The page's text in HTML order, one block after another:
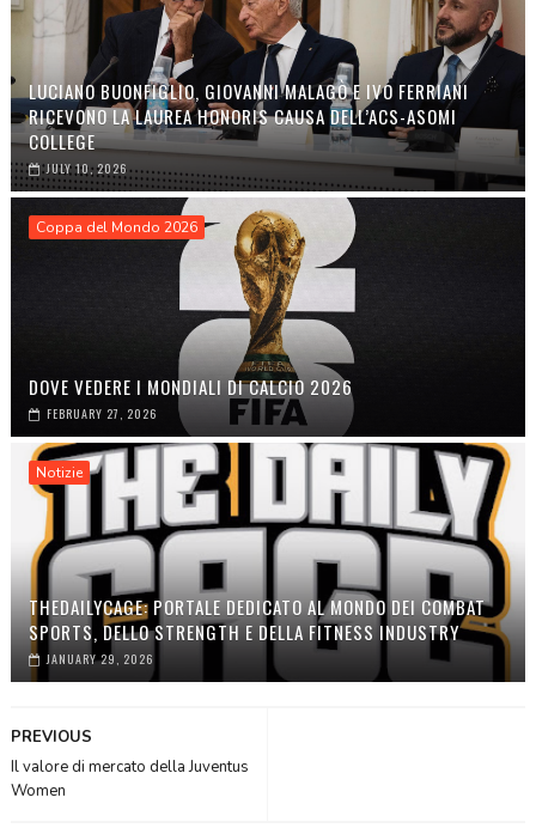
LUCIANO BUONFIGLIO, GIOVANNI MALAGÒ E IVO FERRIANI
RICEVONO LA LAUREA HONORIS CAUSA DELL’ACS-ASOMI
COLLEGE
JULY 10, 2026
Coppa del Mondo 2026
DOVE VEDERE I MONDIALI DI CALCIO 2026
FEBRUARY 27, 2026
Notizie
THEDAILYCAGE: PORTALE DEDICATO AL MONDO DEI COMBAT
SPORTS, DELLO STRENGTH E DELLA FITNESS INDUSTRY
JANUARY 29, 2026
PREVIOUS
Il valore di mercato della Juventus
Women